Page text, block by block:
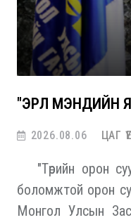
"ЭРҮҮЛ
2026.08.06 ЦАГ
"Төрийн орон
боломжтой орон
Монгол Улсын